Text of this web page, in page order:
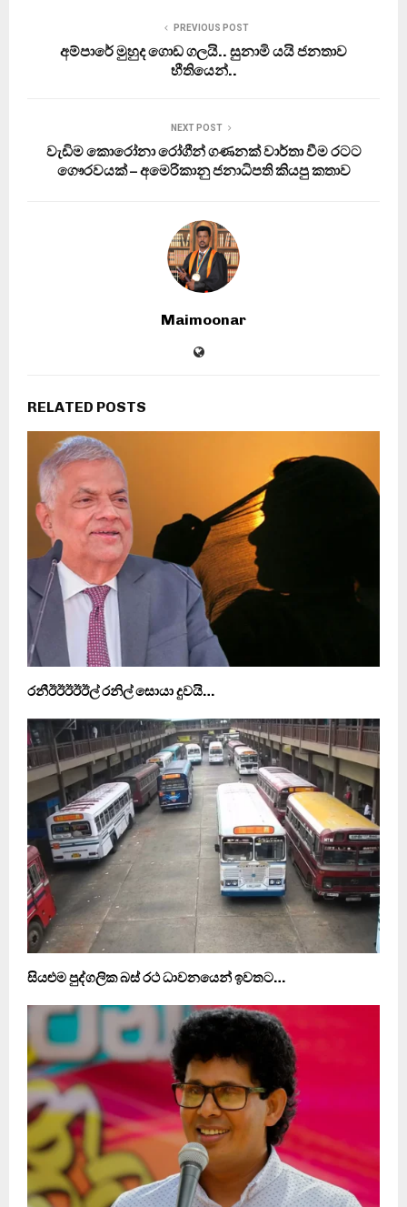
PREVIOUS POST
අම්පාරේ මුහුද ගොඩ ගලයි.. සුනාමි යයි ජනතාව
භීතියෙන්..
NEXT POST
වැඩිම කොරෝනා රෝගීන් ගණනක් වාර්තා වීම රටට
ගෞරවයක් – අමෙරිකානු ජනාධිපති කියපු කතාව
Maimoonar
RELATED POSTS
රනීඊඊඊඊඊල් රනිල් සොයා දුවයි…
සියළුම පුද්ගලික බස් රථ ධාවනයෙන් ඉවතට…